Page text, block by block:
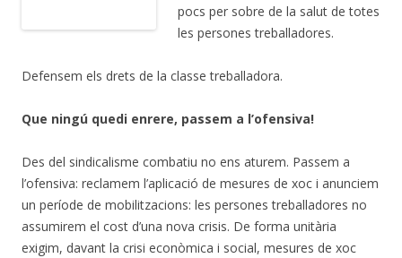
pocs per sobre de la salut de totes
les persones treballadores.
Defensem els drets de la classe treballadora.
Que ningú quedi enrere, passem a l’ofensiva!
Des del sindicalisme combatiu no ens aturem. Passem a
l’ofensiva: reclamem l’aplicació de mesures de xoc i anunciem
un període de mobilitzacions: les persones treballadores no
assumirem el cost d’una nova crisis. De forma unitària
exigim, davant la crisi econòmica i social, mesures de xoc